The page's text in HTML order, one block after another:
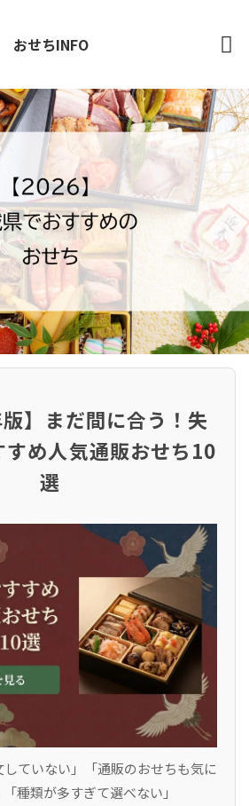
おせちINFO
】まだ間に合う！失
すめ人気通販おせち10
選
していない」「通販のおせちも気に
種類が多すぎて選べない」